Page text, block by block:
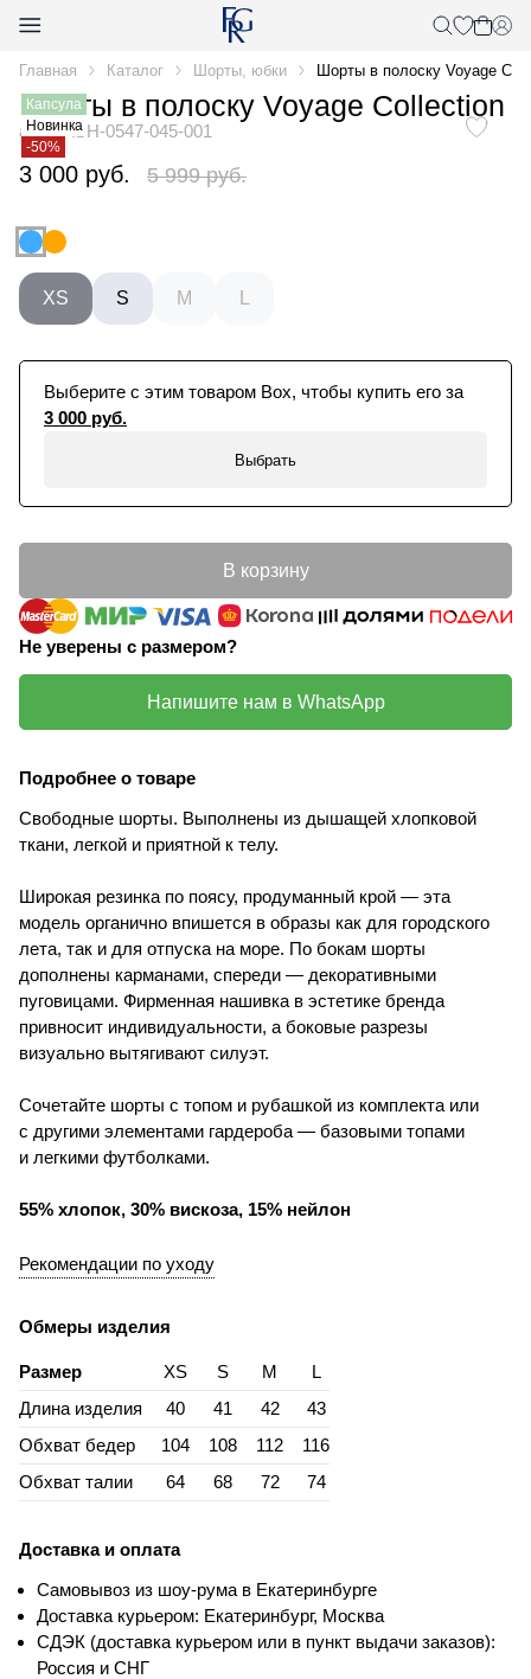
Главная Каталог Шорты, юбки Шорты в полоску Voyage
Капсула
Новинка
-50%
Шорты в полоску Voyage Collection
арт. 1ASH-0547-045-001
3 000 руб. 5 999 руб.
XS S M
Выберите с этим товаром Box, чтобы купить его за
3 000 руб.
Выбрать
В корзину
Не уверены с размером?
Напишите нам в WhatsApp
Подробнее о товаре
Свободные шорты. Выполнены из дышащей хлопковой
ткани, легкой и приятной к телу.
Широкая резинка по поясу, продуманный крой — эта
модель органично впишется в образы как для городского
лета, так и для отпуска на море. По бокам шорты
дополнены карманами, спереди — декоративными
пуговицами. Фирменная нашивка в эстетике бренда
привносит индивидуальности, а боковые разрезы
визуально вытягивают силуэт.
Сочетайте шорты с топом и рубашкой из комплекта или
с другими элементами гардероба — базовыми топами
и легкими футболками.
55% хлопок, 30% вискоза, 15% нейлон
Рекомендации по уходу
Обмеры изделия
Размер XS S M
L
Длина изделия
40 41 42
43
Обхват бедер
104 108 112
116
Обхват талии
64 68 72 74
Доставка и оплата
Самовывоз из шоу-рума в Екатеринбурге
Доставка курьером: Екатеринбург, Москва
СДЭК (доставка курьером или в пункт выдачи заказов):
Россия и СНГ